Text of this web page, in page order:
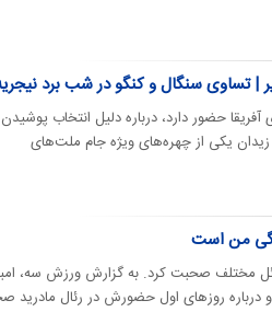
| تساوی سنگال و کنگو در شب برد
حضور دارد، درباره دلیل انتخاب پوشیدن
زیدان یکی از چهره‌های ویژه جام ملت‌های
من است
مختلف صحبت کرد. به گزارش ورزش سه،
پرداخت و درباره روزهای اول حضورش در رئال